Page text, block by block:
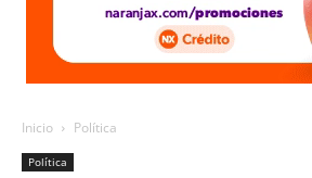
Inicio Política
Política